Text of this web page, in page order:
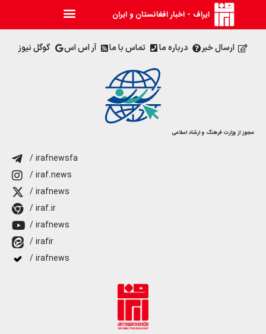
ایراف - اخبار افغانستان و ایران
ارسال خبر درباره ما تماس با ما آر اس اس گوگل نیوز
مجوز از وزارت فرهنگ و ارشاد اسلامی
/ irafnewsfa
/ iraf.news
/ irafnews
/ iraf.ir
/ irafnews
/ irafir
/ irafnews